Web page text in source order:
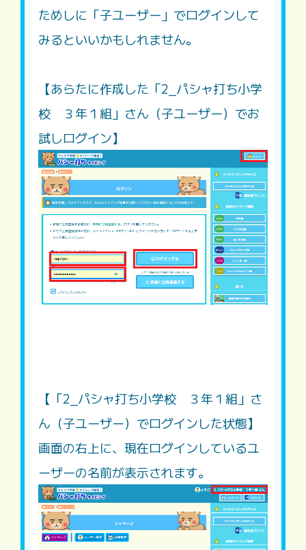
ためしに「子ユーザー」でログインして
みるといいかもしれません。
【あらたに作成した「2_パシャ打ち小学
校 ３年１組」さん（子ユーザー）でお
試しログイン】
【「2_パシャ打ち小学校 ３年１組」さ
ん（子ユーザー）でログインした状態】
画面の右上に、現在ログインしているユ
ーザーの名前が表示されます。